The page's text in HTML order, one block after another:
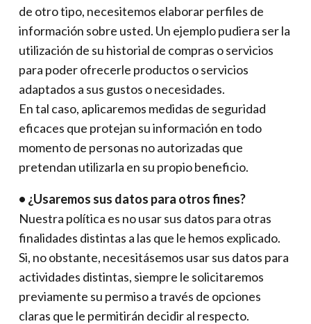
de otro tipo, necesitemos elaborar perfiles de
información sobre usted. Un ejemplo pudiera ser la
utilización de su historial de compras o servicios
para poder ofrecerle productos o servicios
adaptados a sus gustos o necesidades.
En tal caso, aplicaremos medidas de seguridad
eficaces que protejan su información en todo
momento de personas no autorizadas que
pretendan utilizarla en su propio beneficio.
• ¿Usaremos sus datos para otros fines?
Nuestra política es no usar sus datos para otras
finalidades distintas a las que le hemos explicado.
Si, no obstante, necesitásemos usar sus datos para
actividades distintas, siempre le solicitaremos
previamente su permiso a través de opciones
claras que le permitirán decidir al respecto.